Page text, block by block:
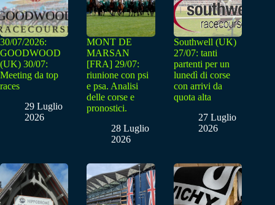
30/07/2026:
GOODWOOD
(UK) 30/07:
Meeting da top
races
29 Luglio
2026
MONT DE
MARSAN
[FRA] 29/07:
riunione con psi
e psa. Analisi
delle corse e
pronostici.
28 Luglio
2026
Southwell (UK)
27/07: tanti
partenti per un
lunedì di corse
con arrivi da
quota alta
27 Luglio
2026